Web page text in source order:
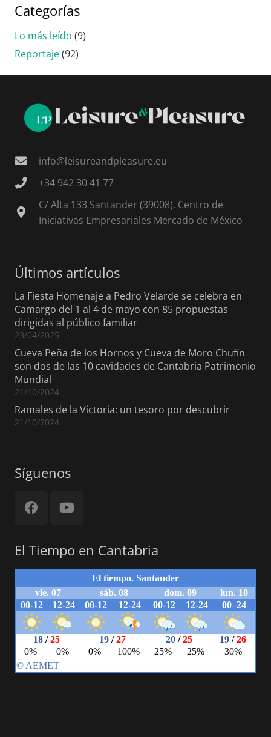
Categorías
Lo más leído (9)
Reportaje(92)
info@leisureandpleasure.eu
+34 942 30 41 77
C/ Alta 133 Santander (39008). Centro de
Iniciativas Empresariales Mercado de México
Últimos artículos
La Fiesta Homenaje a Pedro Velarde se celebra en
Camargo del 1 al 4 de mayo con 85 propuestas
dirigidas al público familiar
23/04/2025
Cueva Peña de los Hornos y Cueva de Moro Chufín
son dos de las 10 cavidades de Cantabria Patrimonio
Mundial
21/10/2024
Ramales de la Victoria: un tesoro por descubrir
21/10/2024
Síguenos
El Tiempo en Cantabria